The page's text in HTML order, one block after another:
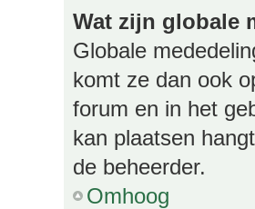
Wat zijn globale
Globale
komt ze dan ook
forum en in het
kan plaatsen
de beheerder.
Omhoog